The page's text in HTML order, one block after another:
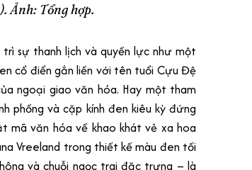
Ảnh: Tổng hợp.
sự thanh lịch và quyền lực như một
cổ điển gắn liền với tên tuổi Cựu Đệ
ngoại giao văn hóa. Hay một tham
phồng và cặp kính đen kiêu kỳ đứng
văn hóa về khao khát vẻ xa hoa
Vreeland trong thiết kế màu đen tối
và chuỗi ngọc trai đặc trưng – là